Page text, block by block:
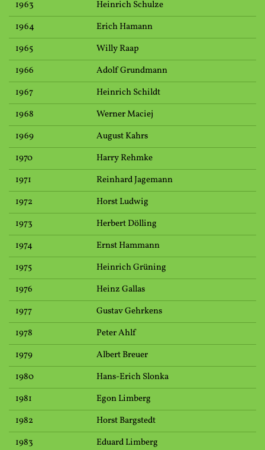
1963
Heinrich Schulze
1964
Erich Hamann
1965
Willy Raap
1966
Adolf Grundmann
1967
Heinrich Schildt
1968
Werner Maciej
1969
August Kahrs
1970
Harry Rehmke
1971
Reinhard Jagemann
1972
Horst Ludwig
1973
Herbert Dölling
1974
Ernst Hammann
1975
Heinrich Grüning
1976
Heinz Gallas
1977
Gustav Gehrkens
1978
Peter Ahlf
1979
Albert Breuer
1980
Hans-Erich Slonka
1981
Egon Limberg
1982
Horst Bargstedt
1983
Eduard Limberg